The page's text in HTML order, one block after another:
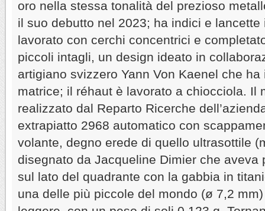
oro nella stessa tonalità del prezioso
il suo debutto nel 2023; ha indici e lancette
lavorato con cerchi concentrici e
piccoli intagli, un design ideato in
artigiano svizzero Yann Von Kaenel che
matrice; il réhaut è lavorato a chiocciola. Il
realizzato dal Reparto Ricerche
extrapiatto 2968 automatico con
volante, degno erede di quello ultrasottile
disegnato da Jacqueline Dimier che aveva
sul lato del quadrante con la gabbia in
una delle più piccole del mondo (ø 7,2